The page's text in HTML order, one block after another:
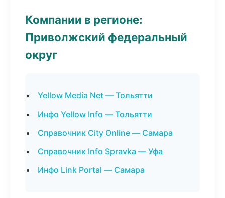
Компании в регионе:
Приволжский федеральный
округ
Yellow Media Net — Тольятти
Инфо Yellow Info — Тольятти
Справочник City Online — Самара
Справочник Info Spravka — Уфа
Инфо Link Portal — Самара